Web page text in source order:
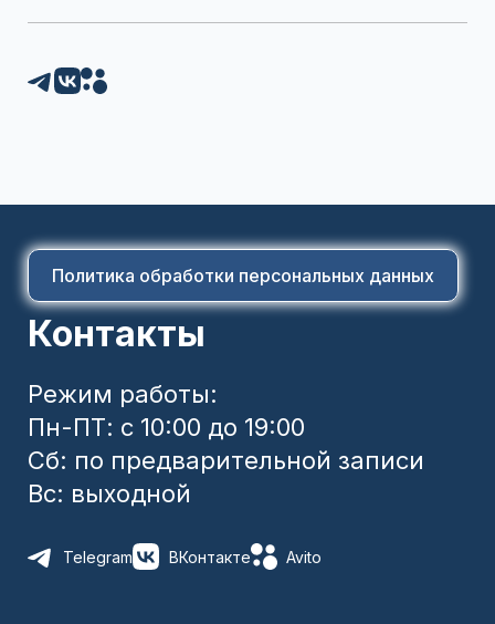
Политика обработки персональных данных
Контакты
Режим работы:
Пн-ПТ: с 10:00 до 19:00
Сб: по предварительной записи
Вс: выходной
Telegram ВКонтакте Avito